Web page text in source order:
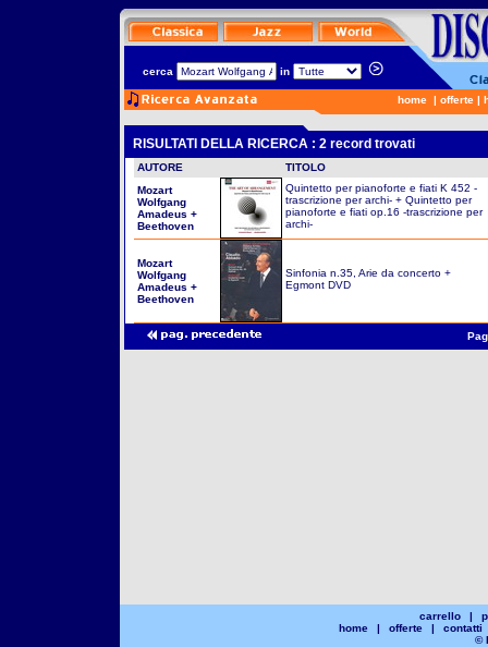
cerca in
home | offerte |
RISULTATI DELLA RICERCA : 2 record trovati
AUTORE
TITOLO
Mozart
Wolfgang
Amadeus +
Beethoven
Quintetto per pianoforte e fiati K 452 -
trascrizione per archi- + Quintetto per
pianoforte e fiati op.16 -trascrizione per
archi-
Mozart
Wolfgang
Amadeus +
Beethoven
Sinfonia n.35, Arie da concerto +
Egmont DVD
carrello |
home
| offerte |
contatti
©